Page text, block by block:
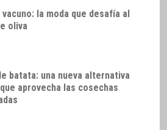
vacuno: la moda que desafía al
oliva
batata: una nueva alternativa
aprovecha las cosechas